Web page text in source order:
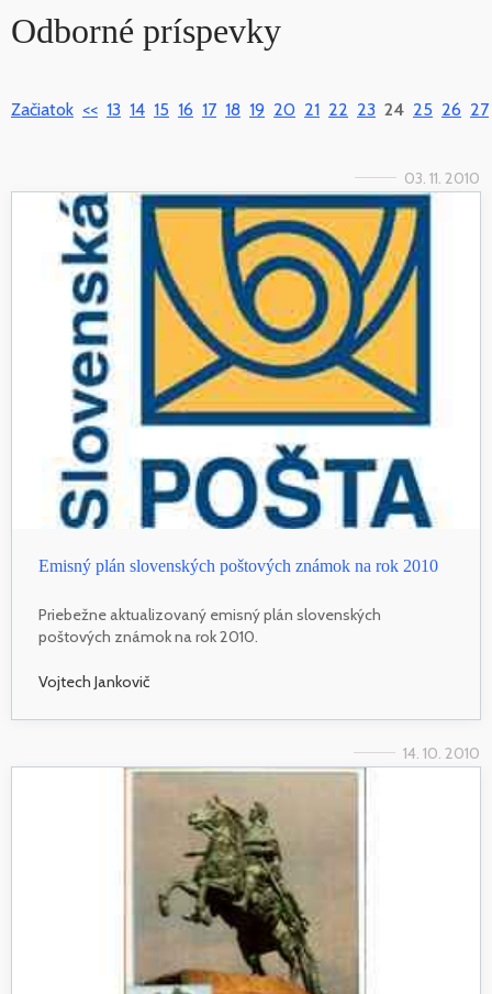
Odborné príspevky
Začiatok << 13 14 15 16 17 18 19 20 21 22 23 24 25 26 27
03. 11. 2010
Emisný plán slovenských poštových známok na rok 2010
Priebežne aktualizovaný emisný plán slovenských
poštových známok na rok 2010.
Vojtech Jankovič
14. 10. 2010